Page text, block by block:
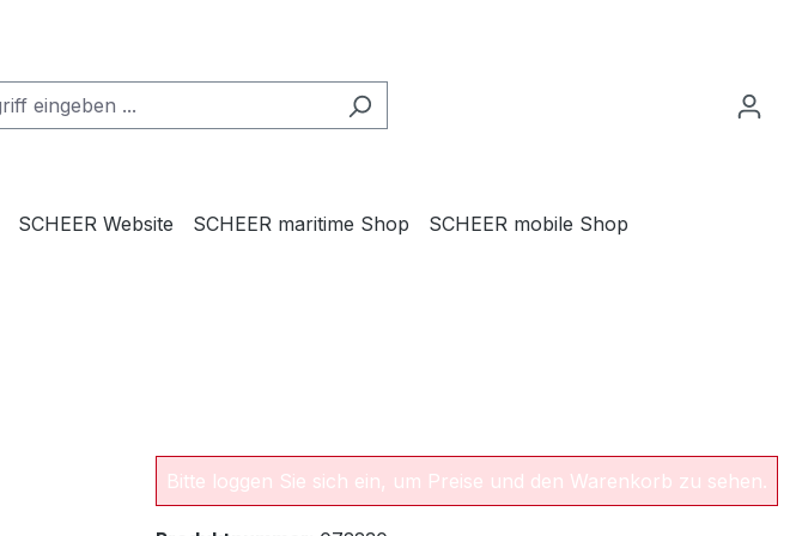
SCHEER Website SCHEER maritime Shop SCHEER mobile Shop
Bitte loggen Sie sich ein, um Preise und den Warenkorb zu sehen.